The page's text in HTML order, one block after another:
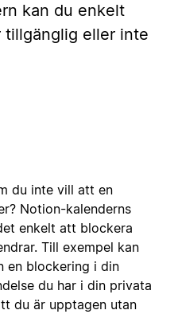
kan du enkelt
tillgänglig eller inte
du inte vill att en
Notion-kalenderns
enkelt att blockera
Till exempel kan
en blockering i din
du har i din privata
du är upptagen utan